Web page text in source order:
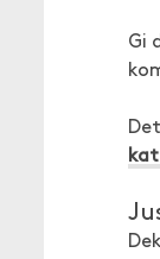
Gi